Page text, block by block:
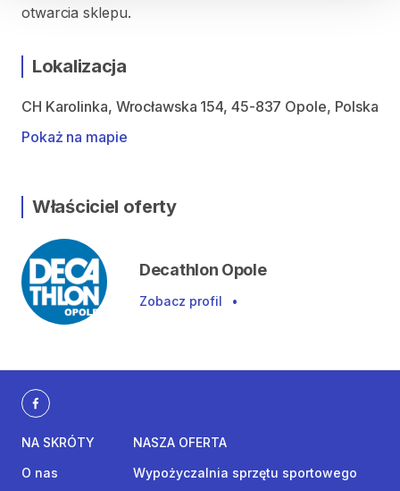
otwarcia sklepu.
Lokalizacja
CH Karolinka, Wrocławska 154, 45-837 Opole, Polska
Pokaż na mapie
Właściciel oferty
Decathlon Opole
Zobacz profil •
NA SKRÓTY
O nas
NASZA OFERTA
Wypożyczalnia sprzętu sportowego